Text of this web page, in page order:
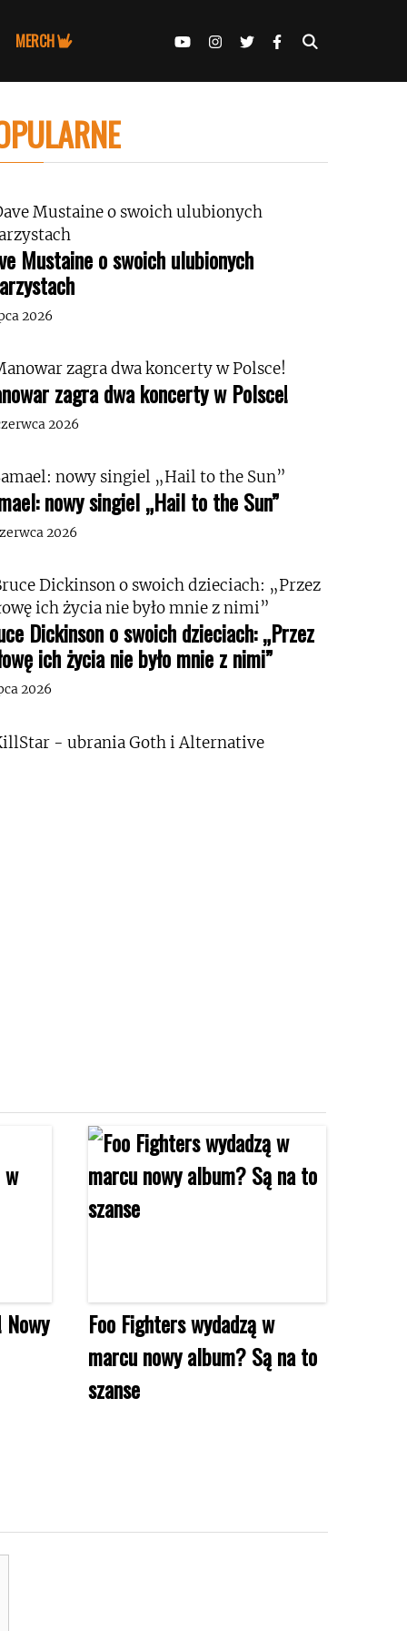
MERCH
Mustaine o swoich ulubionych
2026
zagra dwa koncerty w Polsce!
2026
nowy singiel „Hail to the Sun”
2026
Dickinson o swoich dzieciach: „Przez
ich życia nie było mnie z nimi”
2026
Foo Fighters wydadzą w
marcu nowy album? Są na to
szanse